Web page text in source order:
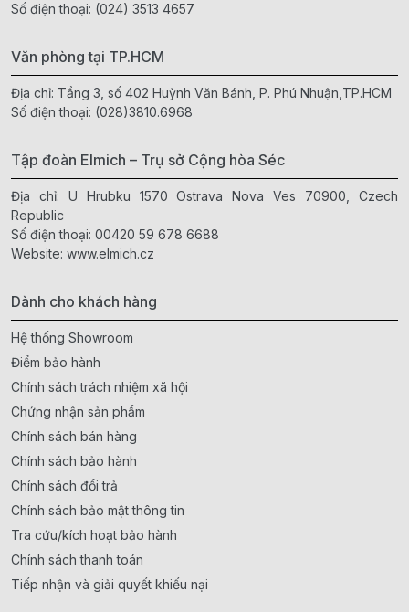
Số điện thoại: (024) 3513 4657
Văn phòng tại TP.HCM
Địa chỉ: Tầng 3, số 402 Huỳnh Văn Bánh, P. Phú Nhuận,TP.HCM
Số điện thoại: (028)3810.6968
Tập đoàn Elmich – Trụ sở Cộng hòa Séc
Địa chỉ: U Hrubku 1570 Ostrava Nova Ves 70900, Czech
Republic
Số điện thoại: 00420 59 678 6688
Website: www.elmich.cz
Dành cho khách hàng
Hệ thống Showroom
Điểm bảo hành
Chính sách trách nhiệm xã hội
Chứng nhận sản phẩm
Chính sách bán hàng
Chính sách bảo hành
Chính sách đổi trả
Chính sách bảo mật thông tin
Tra cứu/kích hoạt bảo hành
Chính sách thanh toán
Tiếp nhận và giải quyết khiếu nại